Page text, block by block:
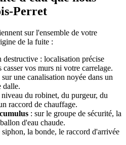
Perret
sur l'ensemble de votre
de la fuite :
destructive : localisation précise
vos murs ni votre carrelage.
sur une canalisation noyée dans un
dalle.
niveau du robinet, du purgeur, du
raccord de chauffage.
: sur le groupe de sécurité, la
d'eau chaude.
siphon, la bonde, le raccord d'arrivée